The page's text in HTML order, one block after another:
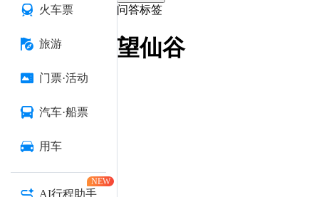
火车票
旅游
门票·活动
汽车·船票
用车
AI行程助手
NEW
问答标签
望仙谷